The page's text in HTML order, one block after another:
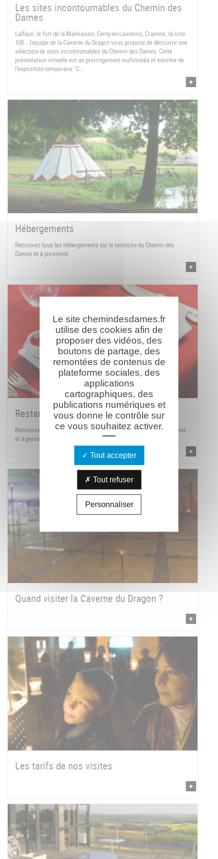
Les sites incontournables du Chemin des
Dames
Laffaux, le fort de la Malmaison, Cerny-en-Laonnois, Craonne, la cote
108... l'équipe de la Caverne du Dragon vous propose de découvrir une
sélection de sites incontournables du Chemin des Dames. Cette
présentation virtuelle est un prolongement multimédia et enrichie de
l'exposition temporaire "C...
Hébergements
Retrouvez tous les hébergements sur le territoire du Chemin des
Dames et à proximité.
Restaurants
Retrouvez tous les restaurants sur le territoire du Chemin des Dames
et à proximité.
Quand visiter la Caverne du Dragon ?
Les tarifs de nos visites
Le site chemindesdames.fr
utilise des cookies afin de
proposer des vidéos, des
boutons de partage, des
remontées de contenus de
plateforme sociales, des
applications
cartographiques, des
publications numériques et
vous donne le contrôle sur
ce vous souhaitez activer.
Tout accepter
Tout refuser
Personnaliser